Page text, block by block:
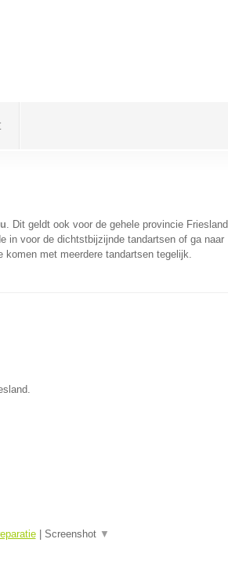
. Dit geldt ook voor de gehele provincie Friesland
in voor de dichtstbijzijnde tandartsen of ga naar
met meerdere tandartsen tegelijk.
| Screenshot ▼